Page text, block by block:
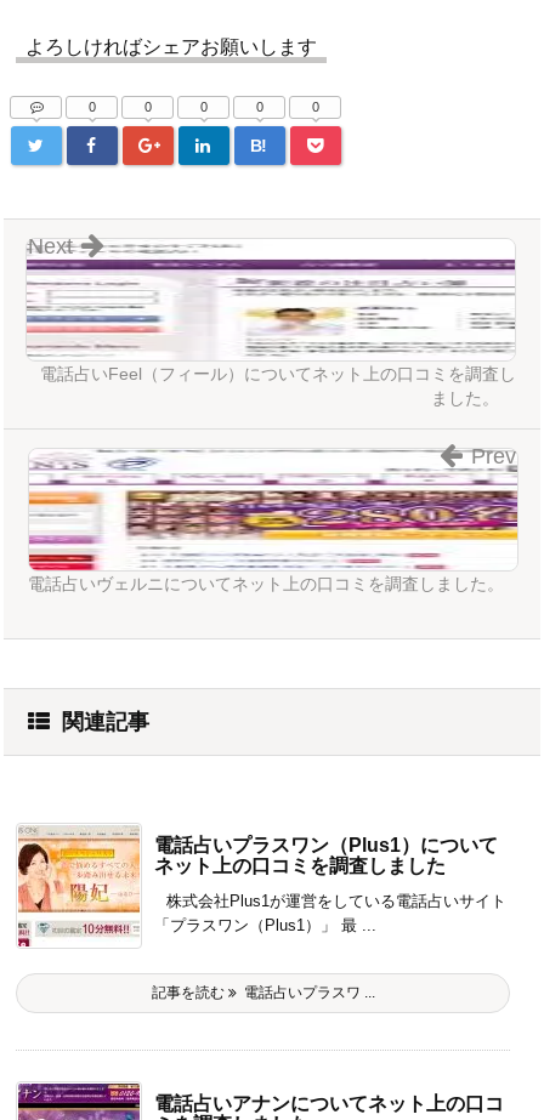
よろしければシェアお願いします
0 0 0
B!
0 0
電話占いFeel（フィール）についてネット上の口コミを調査し
ました。
Next
電話占いヴェルニについてネット上の口コミを調査しました。
Prev
関連記事
電話占いプラスワン（Plus1）について
ネット上の口コミを調査しました
株式会社Plus1が運営をしている電話占いサイト
「プラスワン（Plus1）」 最 ...
記事を読む 電話占いプラスワ ...
電話占いアナンについてネット上の口コ